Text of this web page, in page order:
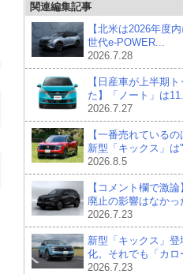
関連編集記事
【北米は2026年度
世代e-POWER...
2026.7.28
【日産車が上半期
た】「ノート」は
2026.7.27
【一番売れているの
新型「キックス」は
2026.8.5
【コメント欄で激
廃止の影響はなかっ
2026.7.23
新型「キックス」登
化。それでも「カロ
2026.7.23